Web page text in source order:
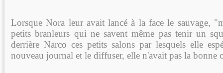
Lorsque Nora leur avait lancé à la face le sauvage,
petits branleurs qui ne savent même pas tenir un
derrière Narco ces petits salons par lesquels elle
nouveau journal et le diffuser, elle n'avait pas la bonne